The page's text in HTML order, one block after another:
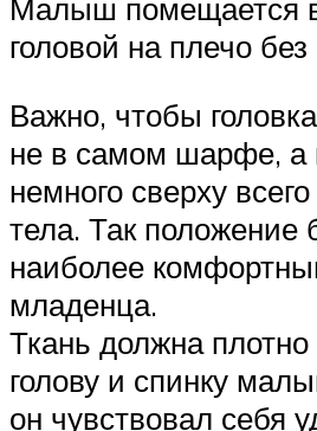
Малыш помещается
головой на плечо без
Важно, чтобы
не в самом шарфе, а
немного сверху
тела. Так положение
наиболее
младенца.
Ткань должна плотно
голову и спинку
он чувствовал себя